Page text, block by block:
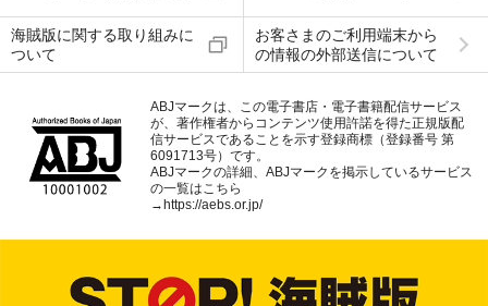
海賊版に関する取り組みに
ついて
お客さまのご利用端末から
の情報の外部送信について
ABJマークは、この電子書店・電子書籍配信サービス
が、著作権者からコンテンツ使用許諾を得た正規版配
信サービスであることを示す登録商標（登録番号 第
6091713号）です。
ABJマークの詳細、ABJマークを掲示しているサービス
の一覧はこちら
→ https://aebs.or.jp/